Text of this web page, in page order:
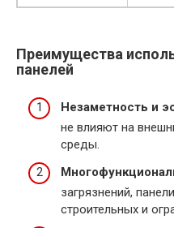
Преимущества
панелей
Незаметность и
не влияют на
среды.
загрязнений,
строительных и